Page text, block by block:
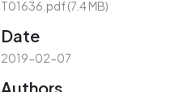
T01636.pdf(7.4 MB)
Date
2019-02-07
Authors